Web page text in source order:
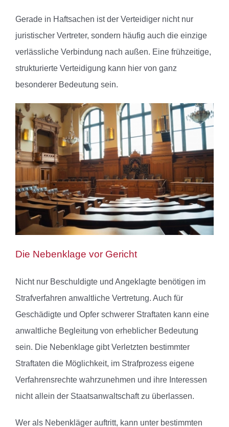
Gerade in Haftsachen ist der Verteidiger nicht nur
juristischer Vertreter, sondern häufig auch die einzige
verlässliche Verbindung nach außen. Eine frühzeitige,
strukturierte Verteidigung kann hier von ganz
besonderer Bedeutung sein.
Die Nebenklage vor Gericht
Nicht nur Beschuldigte und Angeklagte benötigen im
Strafverfahren anwaltliche Vertretung. Auch für
Geschädigte und Opfer schwerer Straftaten kann eine
anwaltliche Begleitung von erheblicher Bedeutung
sein. Die Nebenklage gibt Verletzten bestimmter
Straftaten die Möglichkeit, im Strafprozess eigene
Verfahrensrechte wahrzunehmen und ihre Interessen
nicht allein der Staatsanwaltschaft zu überlassen.
Wer als Nebenkläger auftritt, kann unter bestimmten